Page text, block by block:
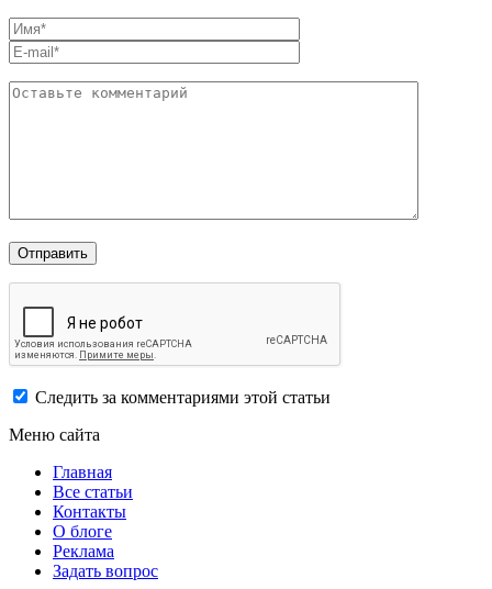
Следить за комментариями этой статьи
Меню сайта
Главная
Все статьи
Контакты
О блоге
Реклама
Задать вопрос